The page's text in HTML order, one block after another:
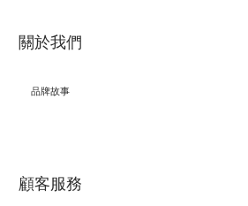
關於我們
品牌故事
顧客服務